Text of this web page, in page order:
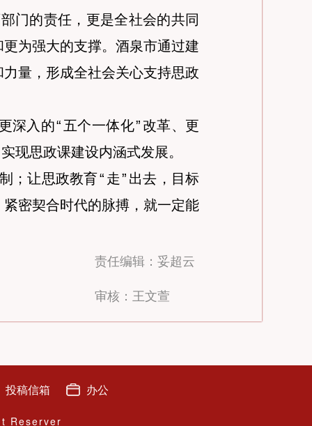
门的责任，更是全社会的共同
为强大的支撑。酒泉市通过建
量，形成全社会关心支持思政
深入的“ 五个一体化” 改革、更
现思政课建设内涵式发展。
；让思政教育“ 走” 出去，目标
密契合时代的脉搏，就一定能
责任编辑：妥超云
审核：王文萱
投稿信箱 办公
Reserver